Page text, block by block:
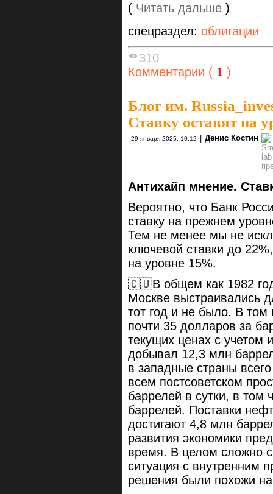
( Читать дальше )
спецраздел: облигации
310
Комментарии ( 1 )
Блог им.
Ставку оставят на
29 января 2025, 10:12 Денис Костин
Антихайп мнение.
Вероятно, что Банк
ставку на прежнем
Тем не менее мы не
ключевой ставки до
на уровне 15%.
🇨🇺В общем как 1982
Москве выстраивались
тот год и не было. В том
почти 35 долларов за
текущих ценах с
добывал 12,3 млн
в западные страны
всем постсоветском
баррелей в сутки, в том
баррелей. Поставки
достигают 4,8 млн
развития экономики
время. В целом сложно
ситуация с внутренним
решения были похожи на